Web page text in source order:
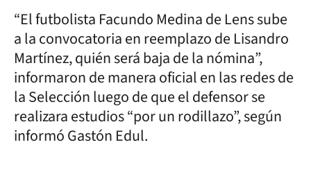
“El futbolista Facundo Medina de Lens sube
a la convocatoria en reemplazo de Lisandro
Martínez, quién será baja de la nómina”,
informaron de manera oficial en las redes de
la Selección luego de que el defensor se
realizara estudios “por un rodillazo”, según
informó Gastón Edul.